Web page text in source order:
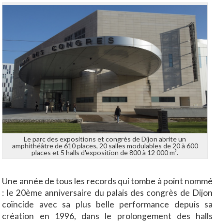
Le parc des expositions et congrès de Dijon abrite un
amphithéâtre de 610 places, 20 salles modulables de 20 à 600
places et 5 halls d'exposition de 800 à 12 000 m².
Une année de tous les records qui tombe à point nommé
: le 20ème anniversaire du palais des congrès de Dijon
coïncide avec sa plus belle performance depuis sa
création en 1996, dans le prolongement des halls